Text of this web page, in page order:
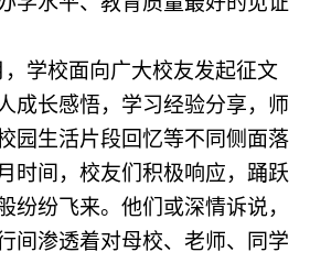
，学校面向广大校友发起征文
成长感悟，学习经验分享，师
园生活片段回忆等不同侧面落
时间，校友们积极响应，踊跃
纷纷飞来。他们或深情诉说，
间渗透着对母校、老师、同学